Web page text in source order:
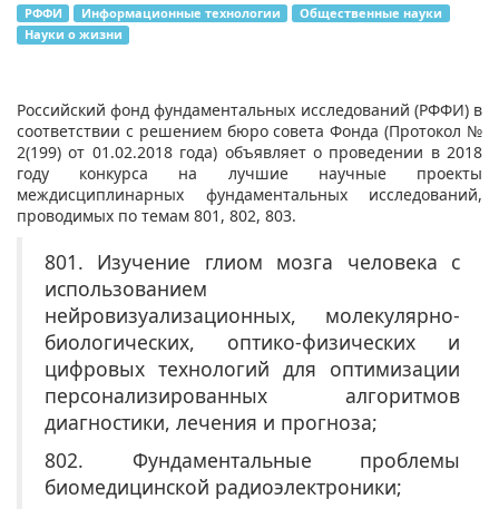
РФФИ Информационные технологии
Общественные науки
Науки о жизни
Российский фонд фундаментальных исследований (РФФИ) в
соответствии с решением бюро совета Фонда (Протокол №
2(199) от 01.02.2018 года) объявляет о проведении в 2018
году конкурса на лучшие научные проекты
междисциплинарных фундаментальных исследований,
проводимых по темам 801, 802, 803.
801. Изучение глиом мозга человека с
использованием
нейровизуализационных, молекулярно-
биологических, оптико-физических и
цифровых технологий для оптимизации
персонализированных алгоритмов
диагностики, лечения и прогноза;
802. Фундаментальные проблемы
биомедицинской радиоэлектроники;